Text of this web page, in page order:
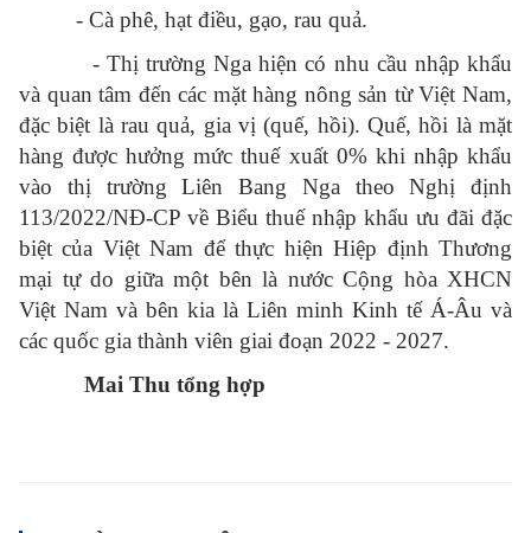
- Cà phê, hạt điều, gạo, rau quả.
- Thị trường Nga hiện có nhu cầu nhập khẩu
và quan tâm đến các mặt hàng nông sản từ Việt Nam,
đặc biệt là rau quả, gia vị (quế, hồi). Quế, hồi là mặt
hàng được hưởng mức thuế xuất 0% khi nhập khẩu
vào thị trường Liên Bang Nga theo Nghị định
113/2022/NĐ-CP về Biểu thuế nhập khẩu ưu đãi đặc
biệt của Việt Nam để thực hiện Hiệp định Thương
mại tự do giữa một bên là nước Cộng hòa XHCN
Việt Nam và bên kia là Liên minh Kinh tế Á-Âu và
các quốc gia thành viên giai đoạn 2022 - 2027.
Mai Thu tổng hợp